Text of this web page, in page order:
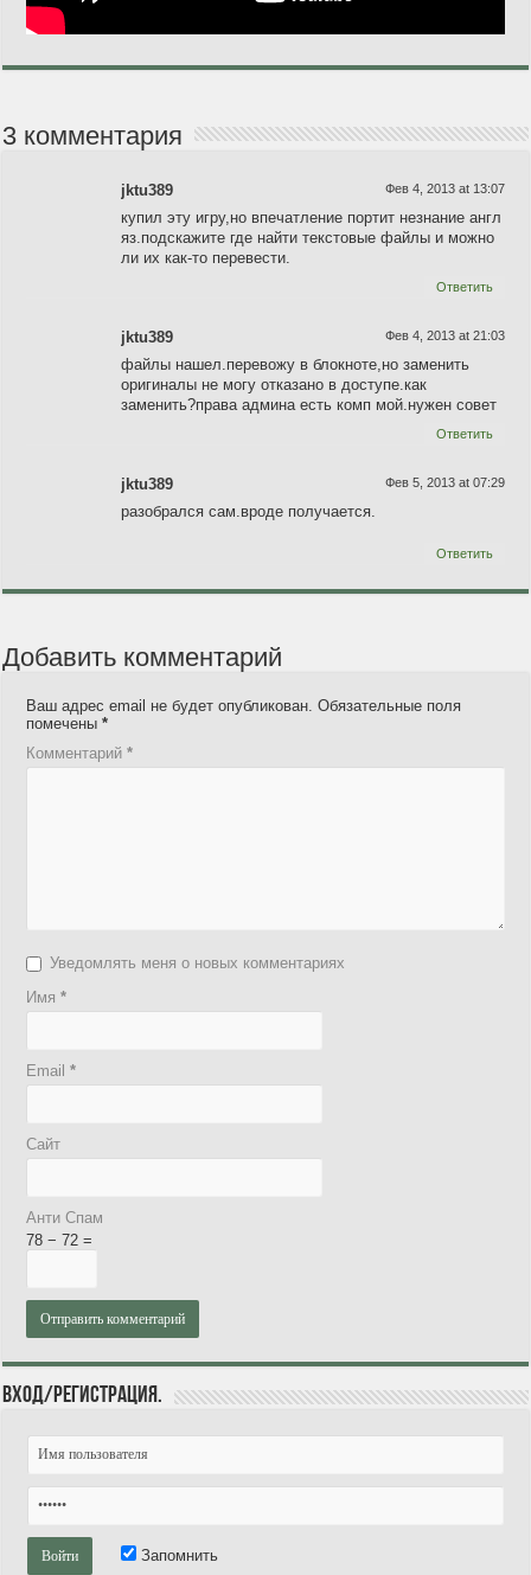
3 комментария
jktu389 Фев 4, 2013 at 13:07
купил эту игру,но впечатление портит незнание англ
яз.подскажите где найти текстовые файлы и можно
ли их как-то перевести.
Ответить
jktu389 Фев 4, 2013 at 21:03
файлы нашел.перевожу в блокноте,но заменить
оригиналы не могу отказано в доступе.как
заменить?права админа есть комп мой.нужен совет
Ответить
jktu389 Фев 5, 2013 at 07:29
разобрался сам.вроде получается.
Ответить
Добавить комментарий
Ваш адрес email не будет опубликован. Обязательные поля
помечены*
Комментарий*
Уведомлять меня о новых комментариях
Имя*
Email*
Сайт
Анти Спам
78 − 72 =
Вход/Регистрация.
Запомнить